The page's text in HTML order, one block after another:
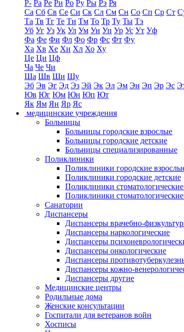
Р- Ра Ре Ри Ро Ру Ры Рэ Ря
Са Сб Св Се Си Ск Сл См Сн Со Сп Ср Ст
Та Тв Тг Те Ти Тм То Тр Ту Ты Тэ
Уб Уг Уз Ук Ул Ум Ун Уп Ур Ус Ут Уф
Фа Фе Фи Фл Фо Фр Фс Фт Фу
Ха Хв Хе Хи Хл Хо Ху
Це Ци Цф
Ча Че Чи
Ша Шв Ши Шу
Эб Эв Эг Эд Эз Эй Эк Эл Эм Эн Эп Эр Эс
Юв Юг Юм Юн Юп Ют
Як Ям Ян Яр Яс
медицинские учреждения
Больницы
Больницы городские взрослые
Больницы городские детские
Больницы специализированные
Поликлиники
Поликлиники городские
Поликлиники городские детские
Поликлиники
Поликлиники стоматологические
Санатории
Диспансеры
Диспансеры врачебно-
Диспансеры наркологические
Диспансеры
Диспансеры онкологические
Диспансеры
Диспансеры кожно-
Диспансеры другие
Медицинские центры
Родильные дома
Женские консультации
Госпитали для ветеранов войн
Хосписы